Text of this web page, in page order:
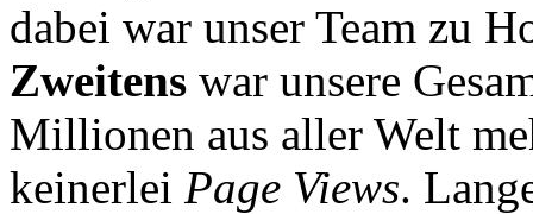
dabei war unser Team zu
Zweitens war unsere
Millionen aus aller Welt
keinerlei Page Views.